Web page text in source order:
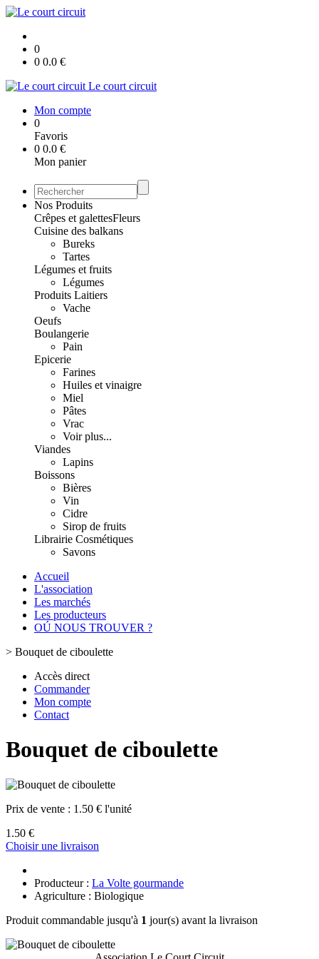
0
0 0.0 €
Le court circuit
Mon compte
0
Favoris
0 0.0 €
Mon panier
Nos Produits
Crêpes et galettesFleurs
Cuisine des balkans
Bureks
Tartes
Légumes et fruits
Légumes
Produits Laitiers
Vache
Oeufs
Boulangerie
Pain
Epicerie
Farines
Huiles et vinaigre
Miel
Pâtes
Vrac
Voir plus...
Viandes
Lapins
Boissons
Bières
Vin
Cidre
Sirop de fruits
Librairie Cosmétiques
Savons
Accueil
L'association
Les marchés
Les producteurs
OÚ NOUS TROUVER ?
> Bouquet de ciboulette
Accès direct
Commander
Mon compte
Contact
Bouquet de ciboulette
Prix de vente : 1.50 € l'unité
1.50 €
Choisir une livraison
Producteur : La Volte gourmande
Agriculture : Biologique
Produit commandable jusqu'à 1 jour(s) avant la livraison